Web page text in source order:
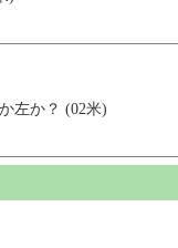
左か？ (02米)